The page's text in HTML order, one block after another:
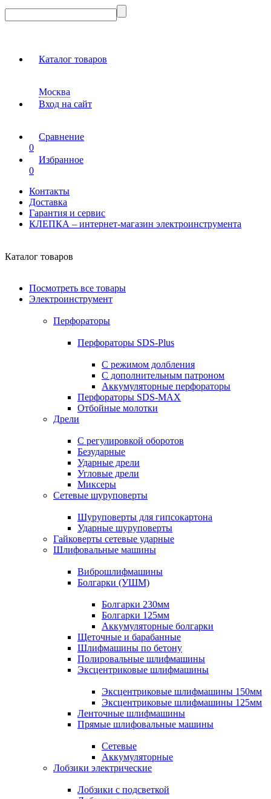
Каталог товаров
Москва
Вход на сайт
Сравнение
0
Избранное
0
Контакты
Доставка
Гарантия и сервис
КЛЕПКА – интернет-магазин электроинструмента
Каталог товаров
Посмотреть все товары
Электроинструмент
Перфораторы
Перфораторы SDS-Plus
С режимом долбления
С дополнительным патроном
Аккумуляторные перфораторы
Перфораторы SDS-MAX
Отбойные молотки
Дрели
С регулировкой оборотов
Безударные
Ударные дрели
Угловые дрели
Миксеры
Сетевые шуруповерты
Шуруповерты для гипсокартона
Ударные шуруповерты
Гайковерты сетевые ударные
Шлифовальные машины
Виброшлифмашины
Болгарки (УШМ)
Болгарки 230мм
Болгарки 125мм
Аккумуляторные болгарки
Щеточные и барабанные
Шлифмашины по бетону
Полировальные шлифмашины
Эксцентриковые шлифмашины
Эксцентриковые шлифмашины 150мм
Эксцентриковые шлифмашины 125мм
Ленточные шлифмашины
Прямые шлифовальные машины
Сетевые
Аккумуляторные
Лобзики электрические
Лобзики с подсветкой